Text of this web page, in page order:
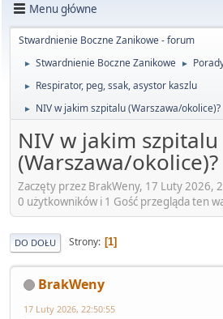
Menu główne
Stwardnienie Boczne Zanikowe - forum
► Stwardnienie Boczne Zanikowe ►
► Respirator, peg, ssak, asystor kaszlu
► NIV w jakim szpitalu (Warszawa/okolice)?
NIV w jakim szpitalu
(Warszawa/okolice)?
Zaczęty przez BrakWeny, 17 Luty 2026,
0 użytkowników i 1 Gość przegląda ten
DO DOŁU Strony 1
BrakWeny
17 Luty 2026, 22:50:55